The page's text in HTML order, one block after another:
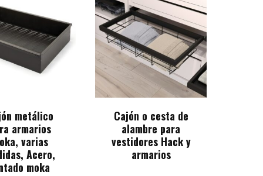
metálico
armarios
varias
Acero,
moka
Cajón o cesta de
alambre para
vestidores Hack y
armarios